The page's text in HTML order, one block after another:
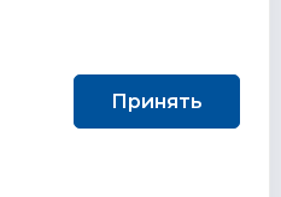
(исполнительно-
округа "Город
Байкова Е.А.
почты Редакции:
+7 (484) 395-85-85
материалы 18+
персональных
Принять